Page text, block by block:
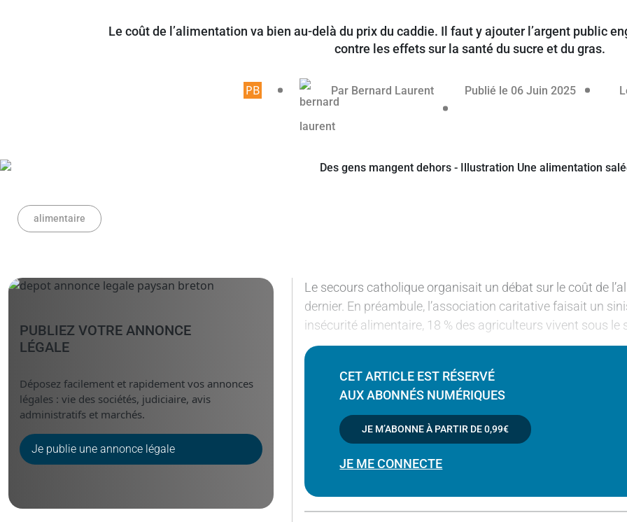
Le coût de l’alimentation va bien au-delà du prix du caddie. Il faut y ajouter l’argent public
contre les effets sur la santé du sucre et du gras.
Article réservé aux abonnés
Par Bernard Laurent Publié le 06 Juin 202505 juin
alimentaire
Le secours catholique organisait un débat sur le coût de
dernier. En préambule, l’association caritative faisait un
insécurité alimentaire, 18 % des agriculteurs vivent sous le
CET ARTICLE EST RÉSERVÉ
AUX ABONNÉS NUMÉRIQUES
JE M’ABONNE À PARTIR DE0,99€
JE ME CONNECTE
PUBLIEZ VOTRE ANNONCE
LÉGALE
Déposez facilement et rapidement vos annonces
légales : vie des sociétés, judiciaire, avis
administratifs et marchés.
Je publie une annonce légale